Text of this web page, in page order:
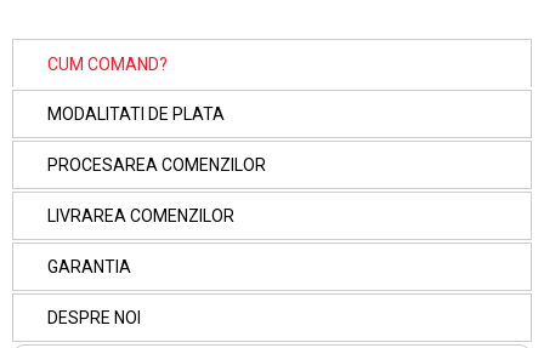
CUM COMAND?
MODALITATI DE PLATA
PROCESAREA COMENZILOR
LIVRAREA COMENZILOR
GARANTIA
DESPRE NOI